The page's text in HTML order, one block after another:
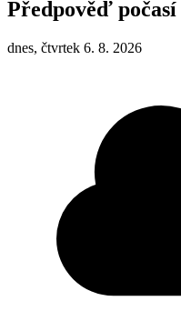
Předpověď počasí
dnes, čtvrtek 6. 8. 2026